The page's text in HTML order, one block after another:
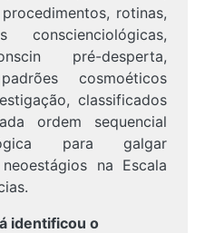
rotinas,
pré-desperta,
cosmoéticos
classificados
ordem sequencial
para galgar
na Escala
identificou o